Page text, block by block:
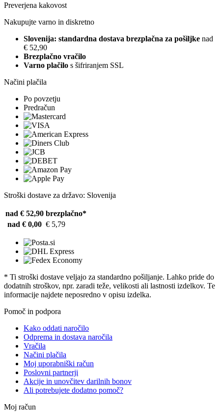
Preverjena kakovost
Nakupujte varno in diskretno
Slovenija: standardna dostava brezplačna za pošiljke nad
€ 52,90
Brezplačno vračilo
Varno plačilo s šifriranjem SSL
Načini plačila
Po povzetju
Predračun
Stroški dostave za državo: Slovenija
nad € 52,90 brezplačno*
nad € 0,00 € 5,79
* Ti stroški dostave veljajo za standardno pošiljanje. Lahko pride do
dodatnih stroškov, npr. zaradi teže, velikosti ali lastnosti izdelkov. Te
informacije najdete neposredno v opisu izdelka.
Pomoč in podpora
Kako oddati naročilo
Odprema in dostava naročila
Vračila
Načini plačila
Moj uporabniški račun
Poslovni partnerji
Akcije in unovčitev darilnih bonov
Ali potrebujete dodatno pomoč?
Moj račun